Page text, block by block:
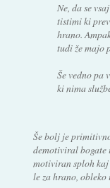
Ne, da se
tistimi ki
hrano.
tudi že majo
Še vedno pa
ki nima
Še bolj je
demotiviral bogate
motiviran sploh kaj
le za hrano,